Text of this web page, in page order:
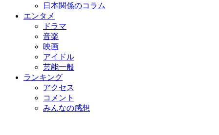
日本関係のコラム
エンタメ
ドラマ
音楽
映画
アイドル
芸能一般
ランキング
アクセス
コメント
みんなの感想